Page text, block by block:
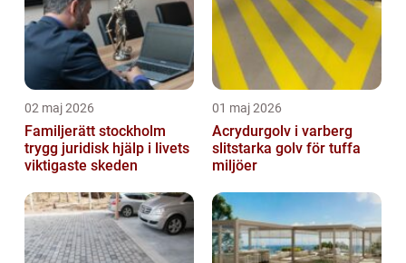
02 maj 2026
Familjerätt stockholm
trygg juridisk hjälp i livets
viktigaste skeden
01 maj 2026
Acrydurgolv i varberg
slitstarka golv för tuffa
miljöer